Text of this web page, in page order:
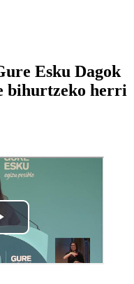
Esku Dagok
bihurtzeko herri